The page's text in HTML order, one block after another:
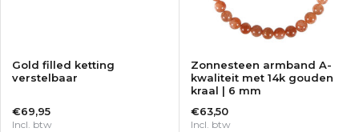
Gold filled ketting
verstelbaar
€69,95
Incl. btw
Zonnesteen armband A-
kwaliteit met 14k gouden
kraal | 6 mm
€63,50
Incl. btw